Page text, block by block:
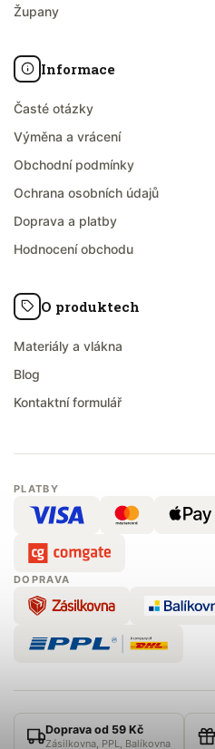
Župany
Informace
Časté otázky
Výměna a vrácení
Obchodní podmínky
Ochrana osobních údajů
Doprava a platby
Hodnocení obchodu
O produktech
Materiály a vlákna
Blog
Kontaktní formulář
PLATBY
DOPRAVA
Doprava od 59 Kč
Zásilkovna, PPL, Balíkovna